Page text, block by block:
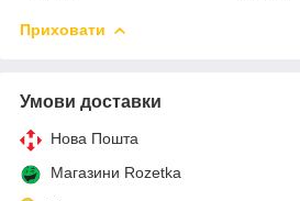
Приховати
Умови доставки
Нова Пошта
Магазини Rozetka